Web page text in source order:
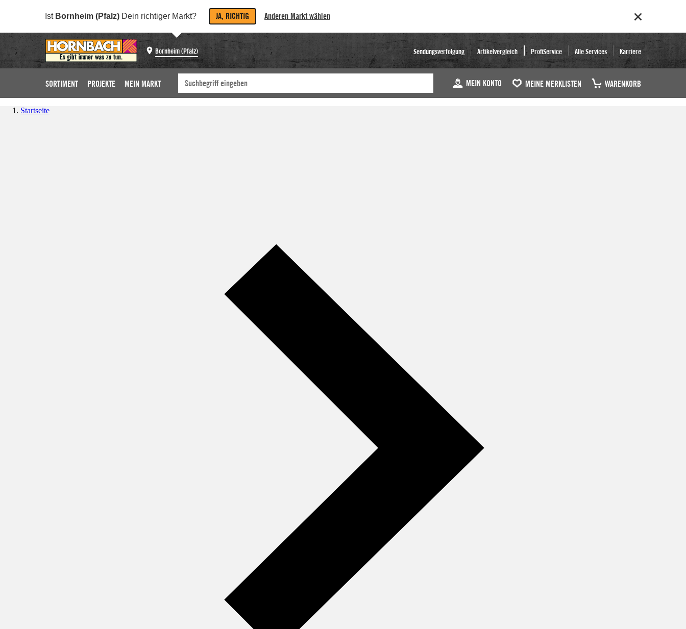
Ist Bornheim (Pfalz) Dein richtiger Markt? JA, RICHTIG Anderen Markt wählen
Bornheim (Pfalz) Sendungsverfolgung Artikelvergleich ProfiService Alle Services Karriere
SORTIMENT PROJEKTE MEIN MARKT MEIN KONTO MEINE MERKLISTEN WARENKORB
Startseite